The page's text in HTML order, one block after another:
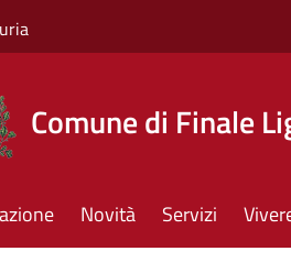
Comune di Finale
Novità Servizi